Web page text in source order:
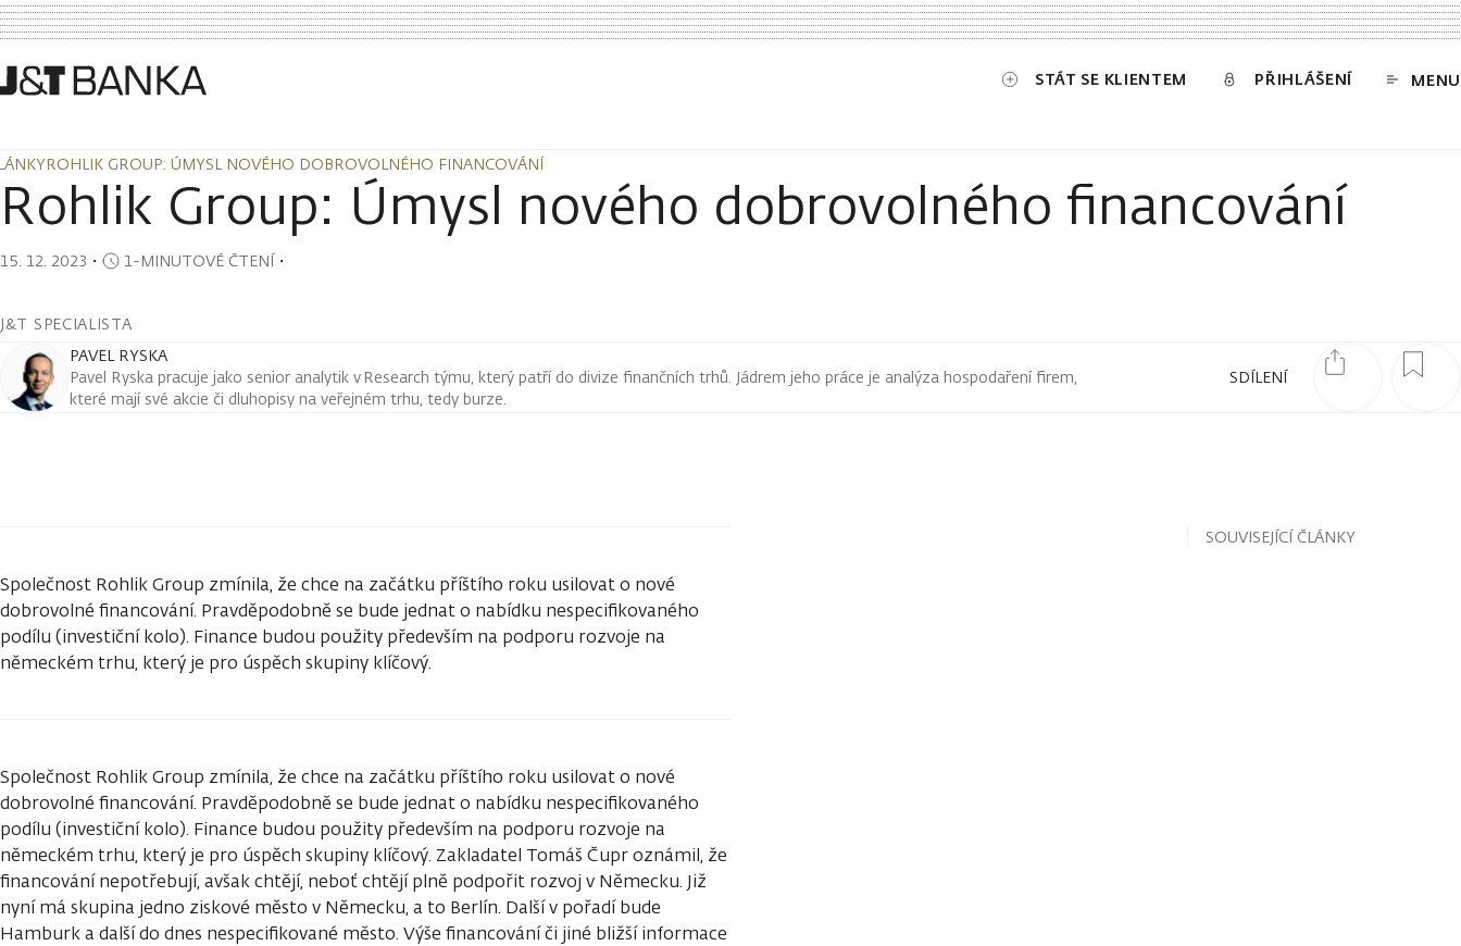
STÁT SE KLIENTEM PŘIHLÁŠENÍ MENU
ROHLIK GROUP: ÚMYSL NOVÉHO DOBROVOLNÉHO FINANCOVÁNÍ
ROHLIK GROUP: ÚMYSL NOVÉHO DOBROVOLNÉHO FINANCOVÁNÍ
Rohlik Group: Úmysl nového dobrovolného financování
15. 12. 2023 ・ 1-MINUTOVÉ ČTENÍ・
J&T SPECIALISTA
SDÍLENÍ
PAVEL RYSKA
Pavel Ryska pracuje jako senior analytik v Research týmu, který patří do divize finančních trhů. Jádrem jeho práce je analýza hospodaření firem,
které mají své akcie či dluhopisy na veřejném trhu, tedy burze.
Společnost Rohlik Group zmínila, že chce na začátku příštího roku usilovat o nové
dobrovolné financování. Pravděpodobně se bude jednat o nabídku nespecifikovaného
podílu (investiční kolo). Finance budou použity především na podporu rozvoje na
německém trhu, který je pro úspěch skupiny klíčový.
Společnost Rohlik Group zmínila, že chce na začátku příštího roku usilovat o nové
dobrovolné financování. Pravděpodobně se bude jednat o nabídku nespecifikovaného
podílu (investiční kolo). Finance budou použity především na podporu rozvoje na
německém trhu, který je pro úspěch skupiny klíčový. Zakladatel Tomáš Čupr oznámil, že
financování nepotřebují, avšak chtějí, neboť chtějí plně podpořit rozvoj v Německu. Již
nyní má skupina jedno ziskové město v Německu, a to Berlín. Další v pořadí bude
Hamburk a další do dnes nespecifikované město. Výše financování či jiné bližší informace
SOUVISEJÍCÍ ČLÁNKY